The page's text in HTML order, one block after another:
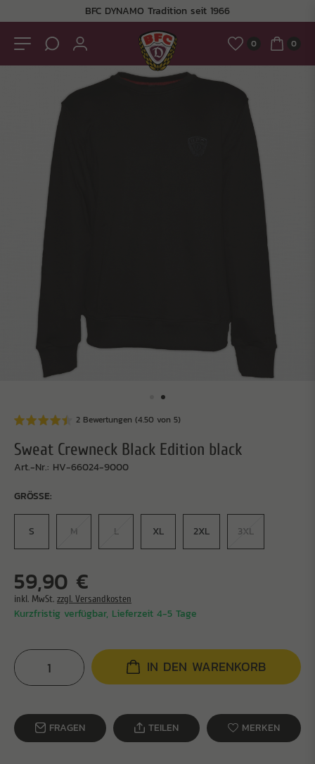
BFC DYNAMO Tradition seit 1966
0 0
2 Bewertungen (4.50 von 5)
Sweat Crewneck Black Edition black
Art.-Nr.: HV-66024-9000
GRÖSSE:
S M L XL 2XL 3XL
59,90 €
inkl. MwSt. zzgl. Versandkosten
Kurzfristig verfügbar, Lieferzeit 4-5 Tage
IN DEN WARENKORB
FRAGEN TEILEN MERKEN